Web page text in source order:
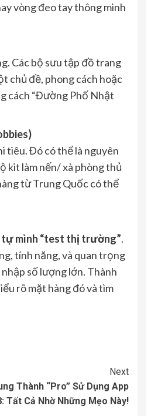
vòng đeo tay thông minh
Các bộ sưu tập đồ trang
chủ đề, phong cách hoặc
cách “Đường Phố Nhật
tiêu. Đó có thể là nguyên
kit làm nến/ xà phòng thủ
từ Trung Quốc có thể
tự mình “test thị trường”.
tính năng, và quan trọng
số lượng lớn. Thành
rõ mặt hàng đó và tìm
Next
Thành “Pro” Sử Dụng App
Tất Cả Nhờ Những Mẹo Này!